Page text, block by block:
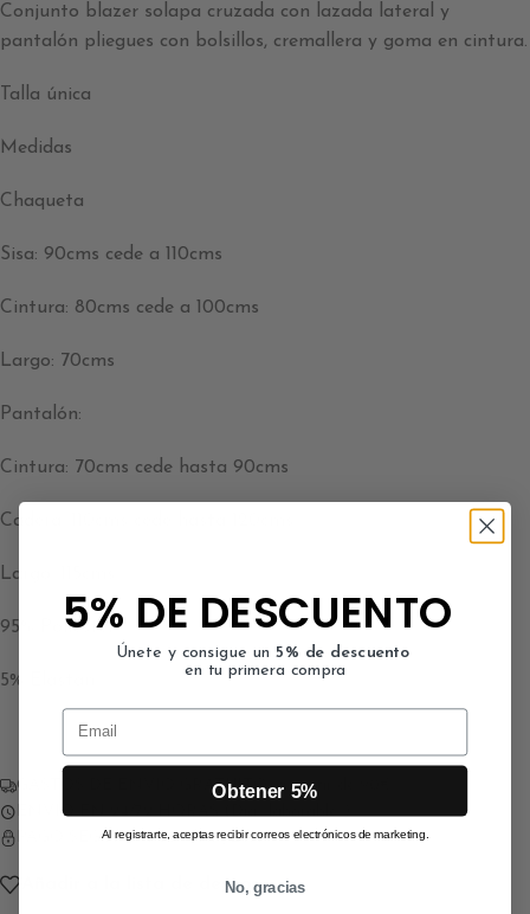
Conjunto blazer solapa cruzada con lazada lateral y
pantalón pliegues con bolsillos, cremallera y goma en cintura.
Talla única
Medidas
Chaqueta
Sisa: 90cms cede a 110cms
Cintura: 80cms cede a 100cms
Largo: 70cms
Pantalón:
Cintura: 70cms cede hasta 90cms
Cadera: 110cms cede hasta 120cms
Largo: 115cms
95% Poliéster
5% Elastan
GASTOS DE ENVÍO GRATUITO a partir de 90€
ENVÍO EN 24/72 HORAS (Días laborables)
PAGO SEGURO CON TARJETA
Añadir a la lista de deseos
5% DE DESCUENTO
Únete y consigue un 5% de descuento
en tu primera compra
Email
Obtener 5%
Al registrarte, aceptas recibir correos electrónicos de marketing.
No, gracias